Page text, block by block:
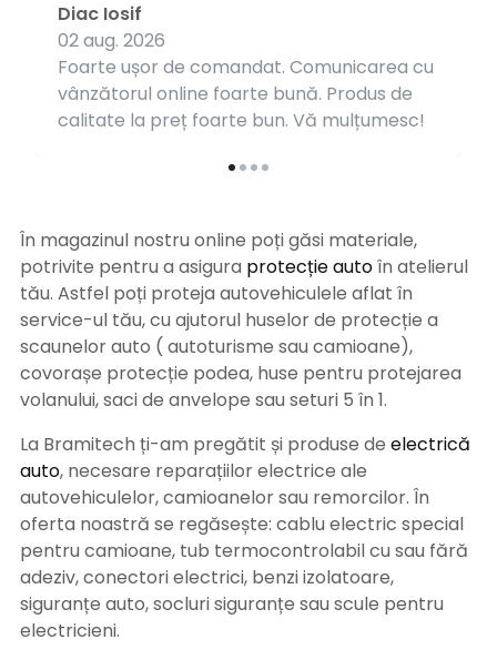
Foarte ușor de comandat. Comunicarea cu
vânzătorul online foarte bună. Produs de
calitate la preț foarte bun. Vă mulțumesc!
Diac Iosif
02 aug. 2026
În magazinul nostru online poți găsi materiale,
potrivite pentru a asigura protecție autoîn atelierul
tău. Astfel poți proteja autovehiculele aflat în
service-ul tău, cu ajutorul huselor de protecție a
scaunelor auto ( autoturisme sau camioane),
covorașe protecție podea, huse pentru protejarea
volanului, saci de anvelope sau seturi 5 în 1.
La Bramitech ți-am pregătit și produse de electrică
auto, necesare reparațiilor electrice ale
autovehiculelor, camioanelor sau remorcilor. În
oferta noastră se regăsește: cablu electric special
pentru camioane, tub termocontrolabil cu sau fără
adeziv, conectori electrici, benzi izolatoare,
siguranțe auto, socluri siguranțe sau scule pentru
electricieni.